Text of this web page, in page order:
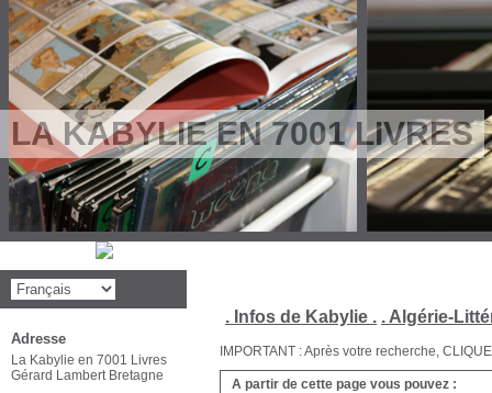
LA KABYLIE EN 7001 LIVRES
. Infos de Kabylie . . Algérie-
IMPORTANT : Après votre recherche,
A partir de cette page vous pouvez :
Adresse
La Kabylie en 7001 Livres
Gérard Lambert Bretagne